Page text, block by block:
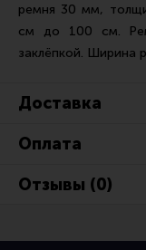
Холощение и
Другие аксессуары
Пневматика
Стрелковые очки
Стрелковые наушники
Подсумки
ремня 30 мм,
см до 100 см.
заклёпкой. Ширина
Доставка
Оплата
Отзывы (0)